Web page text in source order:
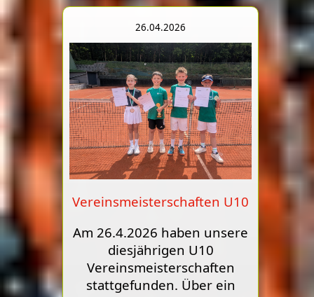
26.04.2026
Vereinsmeisterschaften U10
Am 26.4.2026 haben unsere
diesjährigen U10
Vereinsmeisterschaften
stattgefunden. Über ein